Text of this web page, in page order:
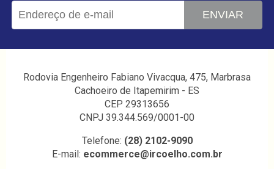
ENVIAR
Rodovia Engenheiro Fabiano Vivacqua, 475, Marbrasa
Cachoeiro de Itapemirim - ES
CEP 29313656
CNPJ 39.344.569/0001-00
Telefone: (28) 2102-9090
E-mail: ecommerce@ircoelho.com.br